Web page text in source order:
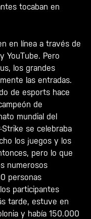
tocaban en
en línea a través de
YouTube. Pero
los grandes
las entradas.
de esports hace
de
mundial del
se celebraba
los juegos y los
pero lo que
numerosos
personas
participantes
tarde, estuve en
y había 150.000